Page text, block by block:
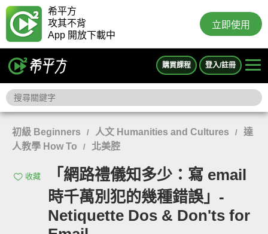
希平方
攻其不背
App 開放下載中
立即使用
購買課程 登入/註冊
初級 Beginners / 人文 Humanities and Cultures /
達
人教學 How To
/ 北美腔
收藏
「網路禮儀知多少：寫 email
時千萬別犯的幾種錯誤」-
Netiquette Dos & Don'ts for